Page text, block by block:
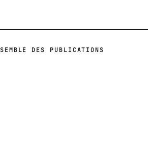
DES PUBLICATIONS